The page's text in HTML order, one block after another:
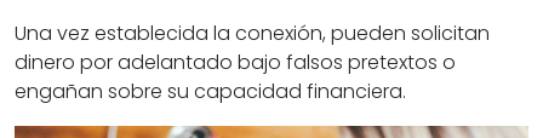
Una vez establecida la conexión, pueden solicitan
dinero por adelantado bajo falsos pretextos o
engañan sobre su capacidad financiera.